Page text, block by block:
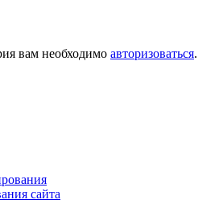
вам необходимо авторизоваться.
сайта